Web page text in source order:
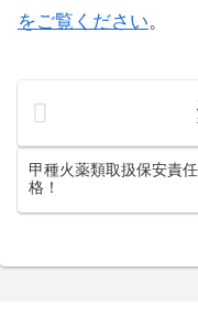
をご覧ください。
甲種火薬類取扱保安責
格！